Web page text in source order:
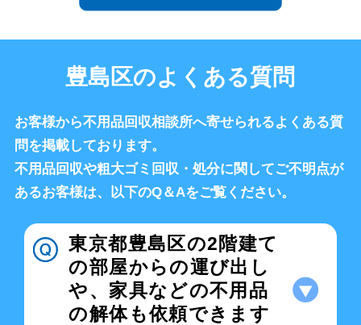
豊島区のよくある質問
お客様から不用品回収相談所へ寄せられるよくある質
問を掲載しております。
不用品回収や粗大ゴミ回収・処分に関してご不明点が
あるお客様は、以下のQ＆Aをご覧ください。
東京都豊島区の2階建て
の部屋からの運び出し
や、家具などの不用品
の解体も依頼できます